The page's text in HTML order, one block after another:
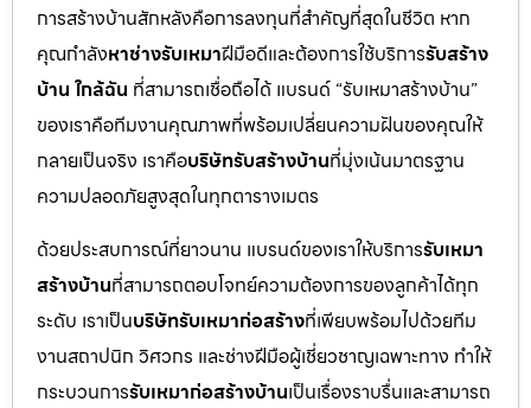
การสร้างบ้านสักหลังคือการลงทุนที่สำคัญที่สุดในชีวิต หาก
คุณกำลังหาช่างรับเหมาฝีมือดีและต้องการใช้บริการรับสร้าง
บ้าน ใกล้ฉัน ที่สามารถเชื่อถือได้ แบรนด์ “รับเหมาสร้างบ้าน”
ของเราคือทีมงานคุณภาพที่พร้อมเปลี่ยนความฝันของคุณให้
กลายเป็นจริง เราคือบริษัทรับสร้างบ้านที่มุ่งเน้นมาตรฐาน
ความปลอดภัยสูงสุดในทุกตารางเมตร
ด้วยประสบการณ์ที่ยาวนาน แบรนด์ของเราให้บริการรับเหมา
สร้างบ้านที่สามารถตอบโจทย์ความต้องการของลูกค้าได้ทุก
ระดับ เราเป็นบริษัทรับเหมาก่อสร้างที่เพียบพร้อมไปด้วยทีม
งานสถาปนิก วิศวกร และช่างฝีมือผู้เชี่ยวชาญเฉพาะทาง ทำให้
กระบวนการรับเหมาก่อสร้างบ้านเป็นเรื่องราบรื่นและสามารถ